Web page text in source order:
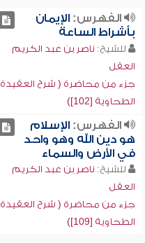
الفهرس:الإيمان
بأشراط الساعة
للشيخ: ناصر بن عبد الكريم
العقل
جزء من محاضرة ( شرح العقيدة
الطحاوية [102])
الفهرس:الإسلام
هو دين الله وهو واحد
في الأرض والسماء
للشيخ: ناصر بن عبد الكريم
العقل
جزء من محاضرة ( شرح العقيدة
الطحاوية [109])